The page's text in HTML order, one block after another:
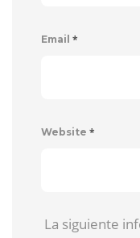
Email *
Website *
La siguiente